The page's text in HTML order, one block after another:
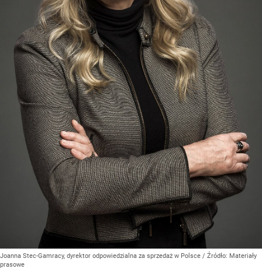
Joanna Stec-Gamracy, dyrektor odpowiedzialna za sprzedaż w Polsce / Źródło: Materiały
prasowe